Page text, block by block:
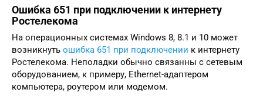
Ошибка 651 при подключении к интернету
Ростелекома
На операционных системах Windows 8, 8.1 и 10 может
возникнуть ошибка 651 при подключении к интернету
Ростелекома. Неполадки обычно связанны с сетевым
оборудованием, к примеру, Ethernet-адаптером
компьютера, роутером или модемом.